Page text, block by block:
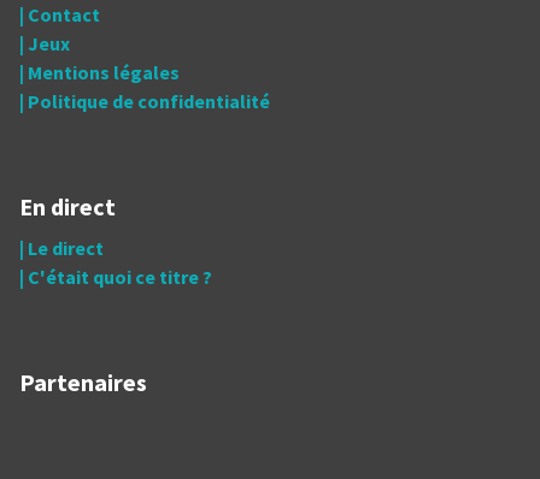
| Contact
| Jeux
| Mentions légales
| Politique de confidentialité
En direct
| Le direct
| C'était quoi ce titre ?
Partenaires